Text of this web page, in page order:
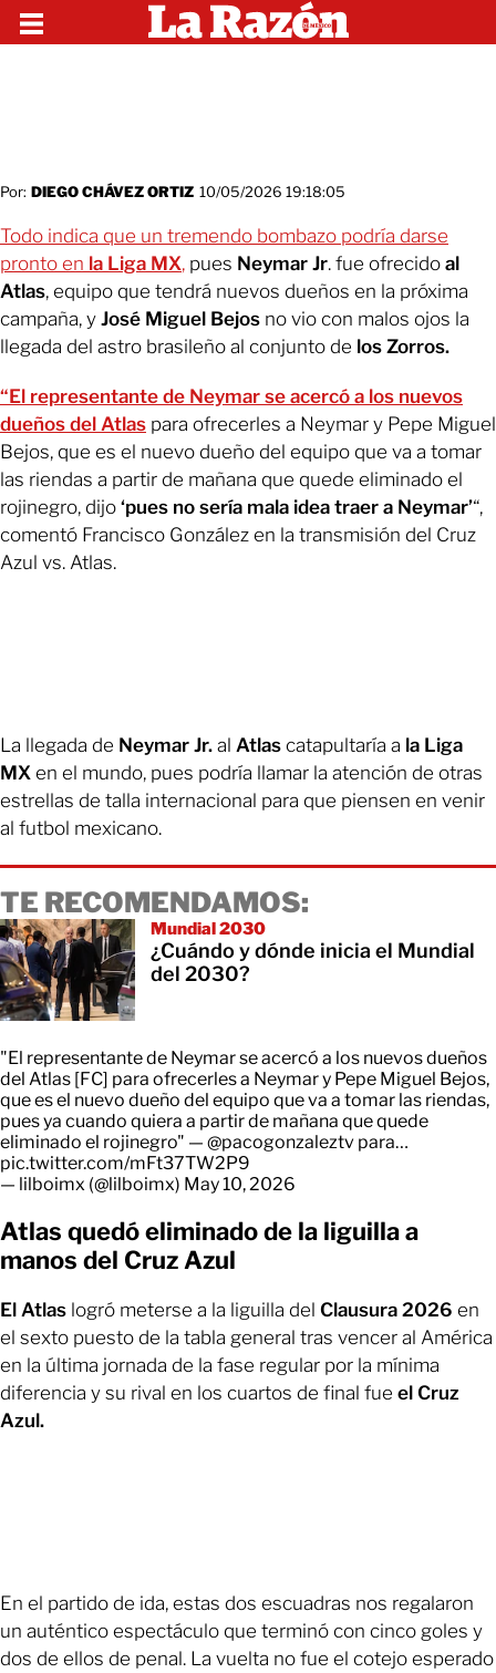
Por: DIEGO CHÁVEZ ORTIZ 10/05/2026 19:18:05
Todo indica que un tremendo bombazo podría darse
pronto en la Liga MX, pues Neymar Jr. fue ofrecido al
Atlas, equipo que tendrá nuevos dueños en la próxima
campaña, y José Miguel Bejos no vio con malos ojos la
llegada del astro brasileño al conjunto de los Zorros.
“El representante de Neymar se acercó a los nuevos
dueños del Atlas para ofrecerles a Neymar y Pepe Miguel
Bejos, que es el nuevo dueño del equipo que va a tomar
las riendas a partir de mañana que quede eliminado el
rojinegro, dijo ‘pues no sería mala idea traer a Neymar’“,
comentó Francisco González en la transmisión del Cruz
Azul vs. Atlas.
La llegada de Neymar Jr. al Atlas catapultaría a la Liga
MX en el mundo, pues podría llamar la atención de otras
estrellas de talla internacional para que piensen en venir
al futbol mexicano.
TE RECOMENDAMOS:
Mundial 2030
¿Cuándo y dónde inicia el Mundial
del 2030?
"El representante de Neymar se acercó a los nuevos dueños
del Atlas [FC] para ofrecerles a Neymar y Pepe Miguel Bejos,
que es el nuevo dueño del equipo que va a tomar las riendas,
pues ya cuando quiera a partir de mañana que quede
eliminado el rojinegro" — @pacogonzaleztv para…
pic.twitter.com/mFt37TW2P9
— lilboimx (@lilboimx) May 10, 2026
Atlas quedó eliminado de la liguilla a
manos del Cruz Azul
El Atlas logró meterse a la liguilla del Clausura 2026 en
el sexto puesto de la tabla general tras vencer al América
en la última jornada de la fase regular por la mínima
diferencia y su rival en los cuartos de final fue el Cruz
Azul.
En el partido de ida, estas dos escuadras nos regalaron
un auténtico espectáculo que terminó con cinco goles y
dos de ellos de penal. La vuelta no fue el cotejo esperado